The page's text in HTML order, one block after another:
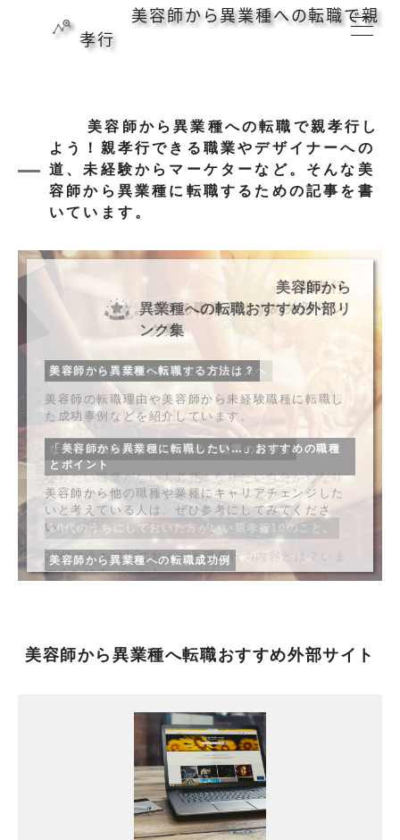
美容師から異業種への転職で親
孝行
美容師から異業種への転職で親孝行し
よう！親孝行できる職業やデザイナーへの
道、未経験からマーケターなど。そんな美
容師から異業種に転職するための記事を書
いています。
美容師から
異業種への転職おすすめ外部リ
ンク集
美容師から異業種へ転職する方法は？
美容師の転職理由や美容師から未経験職種に転職し
た成功事例などを紹介しています。
「美容師から異業種に転職したい…」おすすめの職種
とポイント
美容師から他の職種や業種にキャリアチェンジした
いと考えている人は、ぜひ参考にしてみてくださ
い。
美容師から異業種への転職成功例
異業種へ就職できる？
他業種で働きたい＆やめて高収入を得たい方必見
美容師から異業種へ転職する際におすすめの転職エ
ージェントをご紹介！
親孝行
できる職業おすすめ外部リン
ク集
親孝行できる仕事に就きたいという人へ
親孝行できる職業とは？自己分析をするための手段
もご紹介。
なりたい職業がない人のための職業の選び方
なりたい職業がない人必見！なりたい自分からなり
たい職業を探してみませんか？
20代のうちにしておいた方がいい親孝行10のこと。
20代のうちにしておくべき親孝行の内容とは？いま
のうちにチェック！
親や祖父母が子どもや孫に就職して欲しい企業を調
査しました！親孝行できる企業とは？
おすすめのタイミングや方法を一挙紹介！
親孝行のやり方をご紹介しています。具体的なタイ
ミングやおすすめの方法など
デザイ
ナーの道おすすめ外部リンク
集
【デザインを仕事にする】デザイナーとは何をする
種類と仕事内容をご紹介
そもそもデザイナーとは何をする人なの？代表的な
デザイナーの種類と仕事内容を具体的にご紹介して
います。
ファッションデザイナーになるには？
ファッションデザイナーになるために必要なこと
は？仕事内容や有利な資格、求人などを掲載中
独学フリーランスデザイナーへの道。
デザイナーの仕事内容や稼げるデザイナーになるた
めの方法を教えます。
思い切って飛び込んだデザイナーへの道
- 異業種からのデザイナー転職記 -
異業種からデザイナーに転職してから活躍するまで
のストーリーです。
未経験
からマーケターおすすめ外部
リンク集
【体験談】完全未経験でマーケターになった私が最初
未経験からマーケターになって最初の6ヶ月で感じた
ことや、事前にやっておいた方がいいことをご紹
介！
未経験からWebマーケターになる3つの方法まとめ【現
役マーケターが解説】
未経験からマーケターになる方法を3つ説明していま
す！仕事内容や経験談もまとめてチェック！
未経験からマーケティング職へ転職したい人必見！後
マーケティング初心者におすすめの書籍を5つご紹
介！実際に身につくスキルも一緒に確認しよう！
未経験から1年半でマーケティングマネージャーになっ
未経験からマーケティングマネージャーになった理
由は？小さい会社で昇進を目指すために必要なこと
美容師から異業種へ転職おすすめ外部サイト